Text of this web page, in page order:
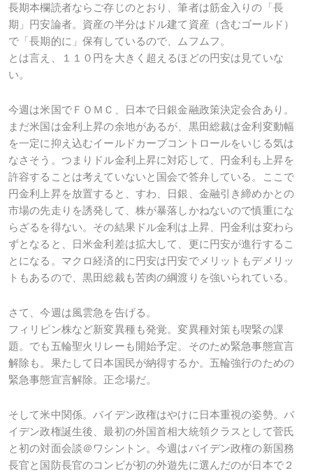
長期本欄読者ならご存じのとおり、筆者は筋金入りの「長
期」円安論者。資産の半分はドル建て資産（含むゴールド）
で「長期的に」保有しているので、ムフムフ。
とは言え、１１０円を大きく超えるほどの円安は見ていな
い。
今週は米国でＦＯＭＣ、日本で日銀金融政策決定会合あり。
まだ米国は金利上昇の余地があるが、黒田総裁は金利変動幅
を一定に抑え込むイールドカーブコントロールをいじる気は
なさそう。つまりドル金利上昇に対応して、円金利も上昇を
許容することは考えていないと国会で答弁している。ここで
円金利上昇を放置すると、すわ、日銀、金融引き締めかとの
市場の先走りを誘発して、株が暴落しかねないので慎重にな
らざるを得ない。その結果ドル金利は上昇、円金利は変わら
ずとなると、日米金利差は拡大して、更に円安が進行するこ
とになる。マクロ経済的に円安は円安でメリットもデメリッ
トもあるので、黒田総裁も苦肉の綱渡りを強いられている。
さて、今週は風雲急を告げる。
フィリピン株など新変異種も発覚。変異種対策も喫緊の課
題。でも五輪聖火リレーも開始予定。そのため緊急事態宣言
解除も。果たして日本国民が納得するか。五輪強行のための
緊急事態宣言解除。正念場だ。
そして米中関係。バイデン政権はやけに日本重視の姿勢。バ
イデン政権誕生後、最初の外国首相大統領クラスとして菅氏
と初の対面会談＠ワシントン。今週はバイデン政権の新国務
長官と国防長官のコンビが初の外遊先に選んだのが日本で２